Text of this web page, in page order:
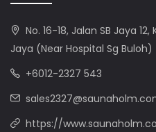
No. 16-18, Jalan SB Jaya
Jaya (Near Hospital Sg Buloh)
+6012-2327 543
https://